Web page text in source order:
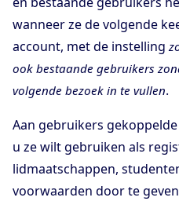
wanneer ze de volgende
account, met de instelling
ook bestaande gebruikers
volgende bezoek in te vullen.
Aan gebruikers
u ze wilt gebruiken als
lidmaatschappen,
voorwaarden door te